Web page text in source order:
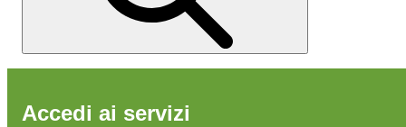
Accedi ai servizi